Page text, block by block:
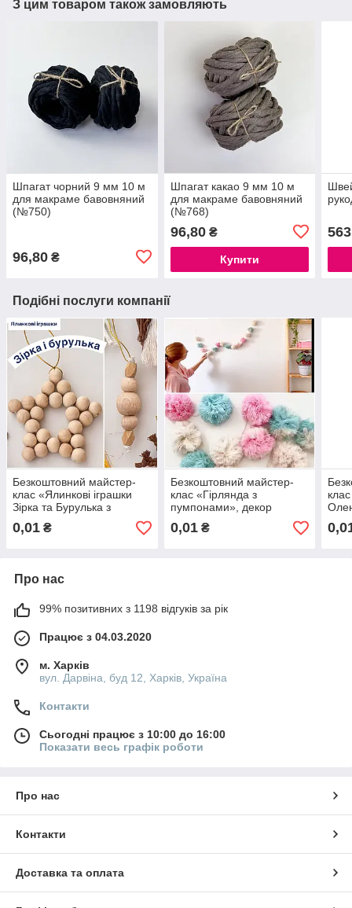
З цим товаром також замовляють
Шпагат чорний 9 мм 10 м
для макраме бавовняний
(№750)
96,80 ₴
Шпагат какао 9 мм 10 м
для макраме бавовняний
(№768)
96,80₴
Купити
563
Подібні послуги компанії
Безкоштовний майстер-
клас «Ялинкові іграшки
Зірка та Бурулька з
намистинок», плетіння
макраме
0,01 ₴
Безкоштовний майстер-
клас «Гірлянда з
пумпонами», декор
макраме
0,01₴
Про нас
99% позитивних з 1198 відгуків за рік
Працює з 04.03.2020
м. Харків
вул. Дарвіна, буд 12, Харків, Україна
Контакти
Сьогодні працює з 10:00 до 16:00
Показати весь графік роботи
Про нас
Контакти
Доставка та оплата